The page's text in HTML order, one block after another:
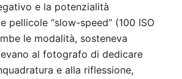
e la potenzialità
pellicole “slow-speed” (100 ISO
le modalità, sosteneva
al fotografo di dedicare
e alla riflessione,